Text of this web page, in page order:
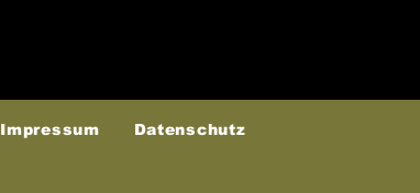
Impressum Datenschutz